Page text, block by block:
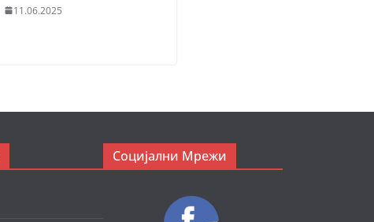
11.06.2025
Социјални Мрежи